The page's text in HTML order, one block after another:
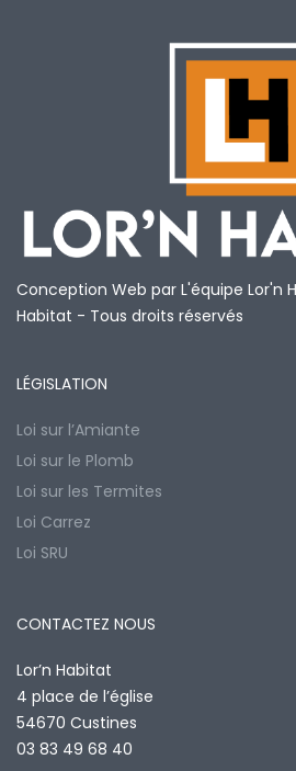
Conception Web par L'équipe Lor'n
Habitat - Tous droits réservés
LÉGISLATION
Loi sur l’Amiante
Loi sur le Plomb
Loi sur les Termites
Loi Carrez
Loi SRU
CONTACTEZ NOUS
Lor’n Habitat
4 place de l’église
54670 Custines
03 83 49 68 40